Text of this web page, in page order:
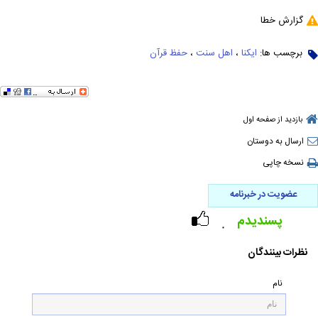
گزارش خطا
برچسب ها: ایکنا ، اهل سنت ، حفظ قرآن
بازدید از صفحه اول
ارسال به دوستان
نسخه چاپی
عضویت در خبرنامه
۰ پسندیدم
نظرات بینندگان
نام